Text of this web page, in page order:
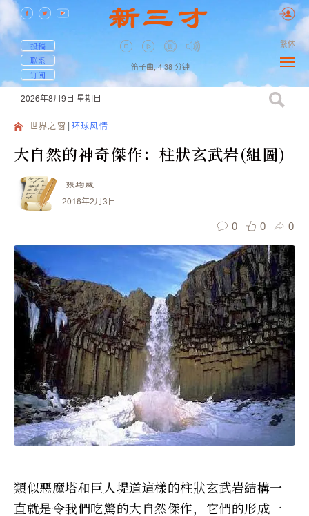
投稿
联系
订阅
笛子曲, 4:38 分钟
繁体
2026年8月9日 星期日
世界之窗 环球风情
大自然的神奇傑作：柱狀玄武岩(組圖)
張均威
2016年2月3日
0 0 0
類似惡魔塔和巨人堤道這樣的柱狀玄武岩結構一
直就是令我們吃驚的大自然傑作，它們的形成一